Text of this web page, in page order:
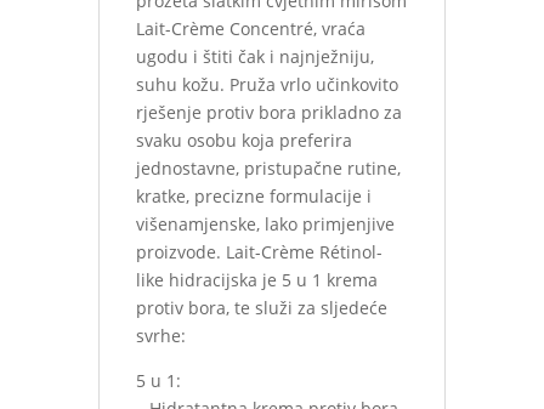
Lait-Crème Concentré, vraća
ugodu i štiti čak i najnježniju,
suhu kožu. Pruža vrlo učinkovito
rješenje protiv bora prikladno za
svaku osobu koja preferira
jednostavne, pristupačne rutine,
kratke, precizne formulacije i
višenamjenske, lako primjenjive
proizvode. Lait-Crème Rétinol-
like hidracijska je 5 u 1 krema
protiv bora, te služi za sljedeće
svrhe:
5 u 1: